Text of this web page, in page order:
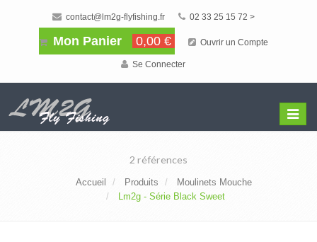
contact@lm2g-flyfishing.fr 02 33 25 15 72 >
Mon Panier 0,00 € Ouvrir un Compte
Se Connecter
Menu
2 références
Accueil Produits
Moulinets Mouche
Lm2g - Série Black Sweet